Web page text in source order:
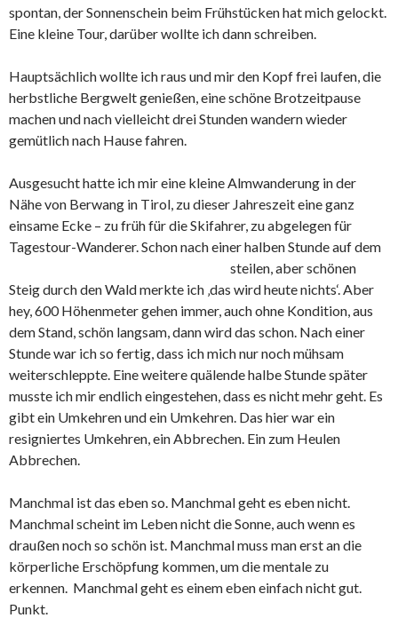
spontan, der Sonnenschein beim Frühstücken hat mich gelockt.
Eine kleine Tour, darüber wollte ich dann schreiben.
Hauptsächlich wollte ich raus und mir den Kopf frei laufen, die
herbstliche Bergwelt genießen, eine schöne Brotzeitpause
machen und nach vielleicht drei Stunden wandern wieder
gemütlich nach Hause fahren.
Ausgesucht hatte ich mir eine kleine Almwanderung in der
Nähe von Berwang in Tirol, zu dieser Jahreszeit eine ganz
einsame Ecke – zu früh für die Skifahrer, zu abgelegen für
Tagestour-Wanderer. Schon nacheiner halben Stunde auf dem
steilen, aber schönen
Steig durch den Wald merkte ich ‚das wird heute nichts‘. Aber
hey, 600 Höhenmeter gehen immer, auch ohne Kondition, aus
dem Stand, schön langsam, dann wird das schon. Nach einer
Stunde war ich so fertig, dass ich mich nur noch mühsam
weiterschleppte. Eine weitere quälende halbe Stunde später
musste ich mir endlich eingestehen, dass es nicht mehr geht. Es
gibt ein Umkehren und ein Umkehren. Das hier war ein
resigniertes Umkehren, ein Abbrechen. Ein zum Heulen
Abbrechen.
Manchmal ist das eben so. Manchmal geht es eben nicht.
Manchmal scheint im Leben nicht die Sonne, auch wenn es
draußen noch so schön ist. Manchmal muss man erst an die
körperliche Erschöpfung kommen, um die mentale zu
erkennen. Manchmal geht es einem eben einfach nicht gut.
Punkt.